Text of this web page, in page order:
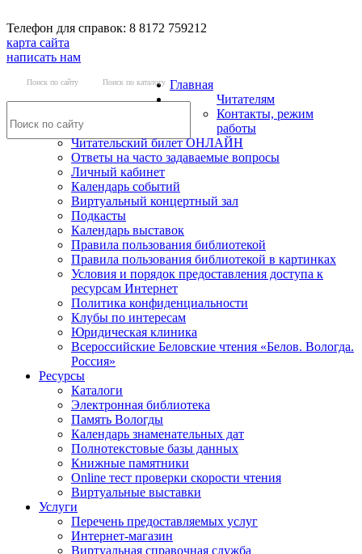
Телефон для справок: 8 8172 759212
карта сайта
написать нам
Поиск по сайту Поиск по каталогу Главная
Читателям
Контакты, режим
работы
Читательский билет ОНЛАЙН
Ответы на часто задаваемые вопросы
Личный кабинет
Календарь событий
Виртуальный концертный зал
Подкасты
Календарь выставок
Правила пользования библиотекой
Правила пользования библиотекой в картинках
Условия и порядок предоставления доступа к
ресурсам Интернет
Политика конфиденциальности
Клубы по интересам
Юридическая клиника
Всероссийские Беловские чтения «Белов. Вологда.
Россия»
Ресурсы
Каталоги
Электронная библиотека
Память Вологды
Календарь знаменательных дат
Полнотекстовые базы данных
Книжные памятники
Online тест проверки скорости чтения
Виртуальные выставки
Услуги
Перечень предоставляемых услуг
Интернет-магазин
Виртуальная справочная служба